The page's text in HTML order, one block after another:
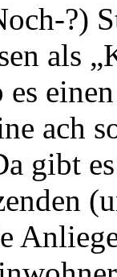
?)
als
ach
gibt